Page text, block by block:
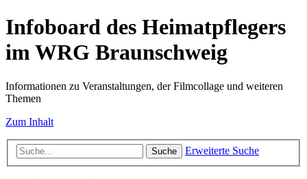
Infoboard des Heimatpflegers
im WRG Braunschweig
Informationen zu Veranstaltungen, der Filmcollage und weiteren
Themen
Zum Inhalt
Suche Erweiterte Suche